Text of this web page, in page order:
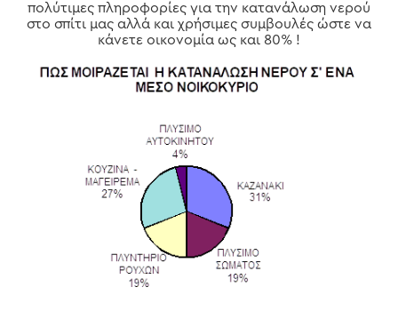
πολύτιμες πληροφορίες για την κατανάλωση νερού
στο σπίτι μας αλλά και χρήσιμες συμβουλές ώστε να
κάνετε οικονομία ως και 80% !